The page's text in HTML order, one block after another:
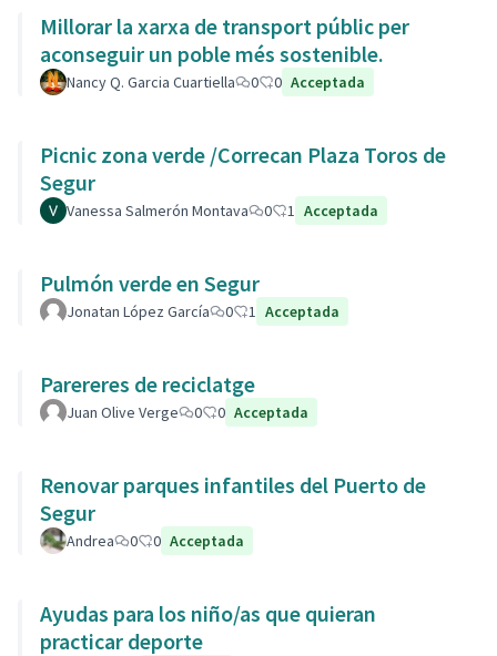
Millorar la xarxa de transport públic per
aconseguir un poble més sostenible.
Nancy Q. Garcia Cuartiella 0 0 Acceptada
Picnic zona verde /Correcan Plaza Toros de
Segur
Vanessa Salmerón Montava 0 1 Acceptada
Pulmón verde en Segur
Jonatan López García 0 1 Acceptada
Parereres de reciclatge
Juan Olive Verge 0 0 Acceptada
Renovar parques infantiles del Puerto de
Segur
Andrea 0 0 Acceptada
Ayudas para los niño/as que quieran
practicar deporte